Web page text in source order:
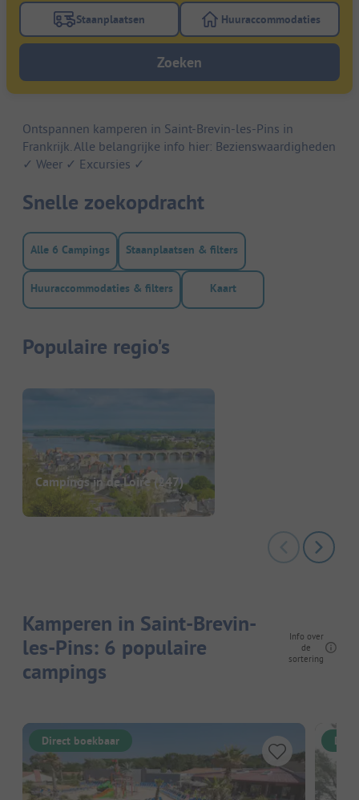
Gebruik de filterknop staanplaatsen om te zoeken
Staanplaatsen Gebruik de
Huuraccommodaties
Zoeken
Ontspannen kamperen in Saint-Brevin-les-Pins in
Frankrijk. Alle belangrijke info hier: Bezienswaardigheden
✓ Weer ✓ Excursies ✓
Snelle zoekopdracht
Alle 6 Campings Staanplaatsen & filters
Huuraccommodaties & filters Kaart
Populaire regio's
Campings in de Loire(247)
Kamperen in Saint-Brevin-
les-Pins: 6 populaire
campings
Info over
de
sortering
Direct boekbaar